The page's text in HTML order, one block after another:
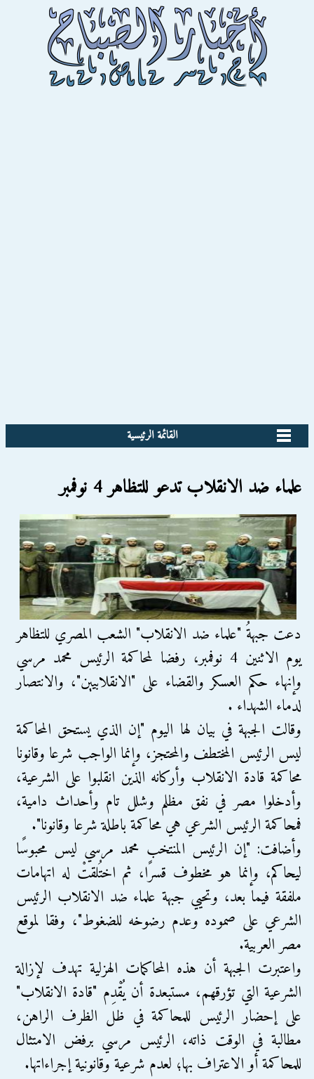
القائمة الرئيسية
علماء ضد الانقلاب تدعو للتظاهر 4 نوفمبر
دعت جبهةُ "علماء ضد الانقلاب" الشعب المصري للتظاهر
يوم الاثنين 4 نوفمبر، رفضا لمحاكمة الرئيس محمد مرسي
وإنهاء حكم العسكر والقضاء على "الانقلابيين"، والانتصار
لدماء الشهداء .
وقالت الجبهة في بيان لها اليوم "إن الذي يستحق المحاكمة
ليس الرئيس المختطف والمحتجز، وإنما الواجب شرعا وقانونا
محاكمة قادة الانقلاب وأركانه الذين انقلبوا على الشرعية،
وأدخلوا مصر في نفق مظلم وشلل تام وأحداث دامية،
فمحاكمة الرئيس الشرعي هي محاكمة باطلة شرعا وقانونا".
وأضافت: "إن الرئيس المنتخب محمد مرسي ليس محبوسًا
ليحاكم، وإنما هو مخطوف قسرًا، ثم اختُلقتْ له اتهامات
ملفقة فيما بعد، وتحيي جبهة علماء ضد الانقلاب الرئيس
الشرعي على صموده وعدم رضوخه للضغوط"، وفقا لموقع
مصر العربية.
واعتبرت الجبهة أن هذه المحاكمات الهزلية تهدف لإزالة
الشرعية التي تؤرقهم، مستبعدة أن يُقْدِم "قادة الانقلاب"
على إحضار الرئيس للمحاكمة في ظل الظرف الراهن،
مطالبة في الوقت ذاته، الرئيس مرسي برفض الامتثال
للمحاكمة أو الاعتراف بها؛ لعدم شرعية وقانونية إجراءاتها.